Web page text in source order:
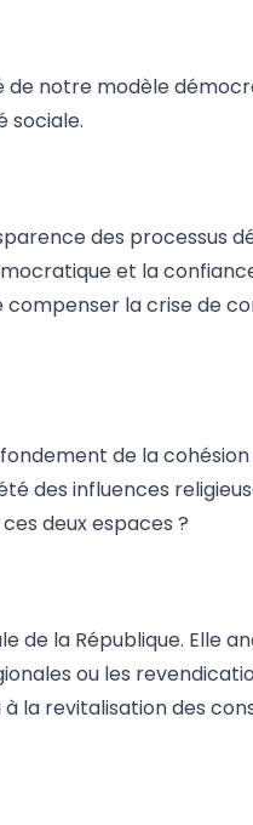
notre modèle
sociale.
des processus
et la
la crise de
de la cohésion
des influences
deux espaces ?
la République. Elle
ou les
la revitalisation des